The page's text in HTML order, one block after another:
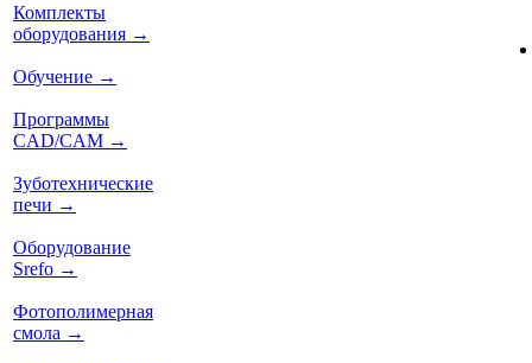
Комплекты
оборудования →
Обучение →
Программы
CAD/CAM →
Зуботехнические
печи →
Оборудование
Srefo →
Фотополимерная
смола →